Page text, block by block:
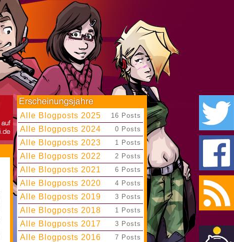
Alle Blogposts 2025 16 Posts
Alle Blogposts 2024 0 Posts
Alle Blogposts 2023 1 Posts
Alle Blogposts 2022 2 Posts
Alle Blogposts 2021 6 Posts
Alle Blogposts 2020 4 Posts
Alle Blogposts 2019 3 Posts
Alle Blogposts 2018 1 Posts
Alle Blogposts 2017 3 Posts
Alle Blogposts 2016 7 Posts